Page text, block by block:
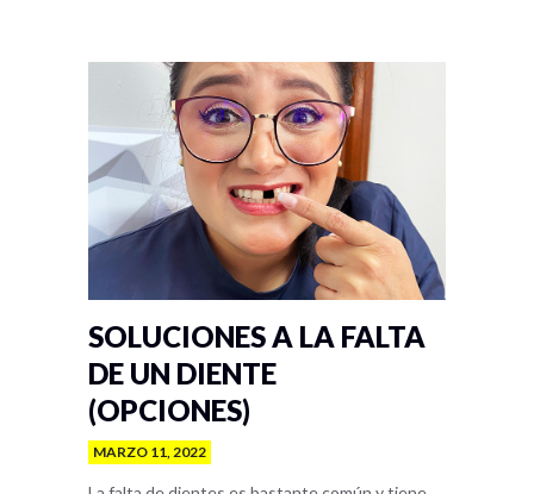
SOLUCIONES A LA FALTA
DE UN DIENTE
(OPCIONES)
MARZO 11, 2022